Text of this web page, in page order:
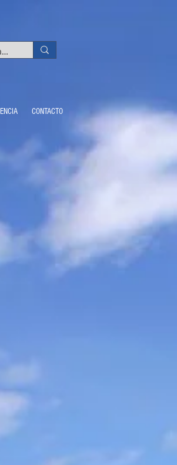
CONTACTO